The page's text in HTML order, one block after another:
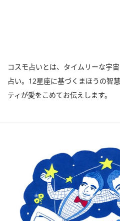
コスモ占いとは、タイムリーな宇
占い。12星座に基づくまほうの智
ティが愛をこめてお伝えします。